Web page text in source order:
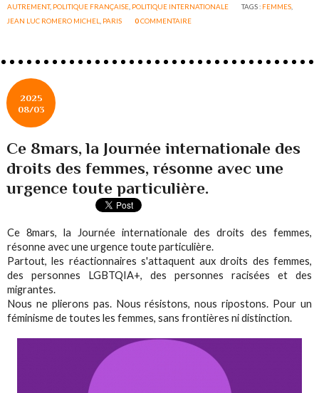
AUTREMENT, POLITIQUE FRANÇAISE POLITIQUE INTERNATIONALE TAGS : FEMMES
JEAN LUC ROMERO MICHEL
PARIS 0COMMENTAIRE
2025
08/03
Ce 8mars, la Journée internationale des
droits des femmes, résonne avec une
urgence toute particulière.
Ce 8mars, la Journée internationale des droits des femmes,
résonne avec une urgence toute particulière.
Partout, les réactionnaires s'attaquent aux droits des femmes,
des personnes LGBTQIA+, des personnes racisées et des
migrantes.
Nous ne plierons pas. Nous résistons, nous ripostons. Pour un
féminisme de toutes les femmes, sans frontières ni distinction.